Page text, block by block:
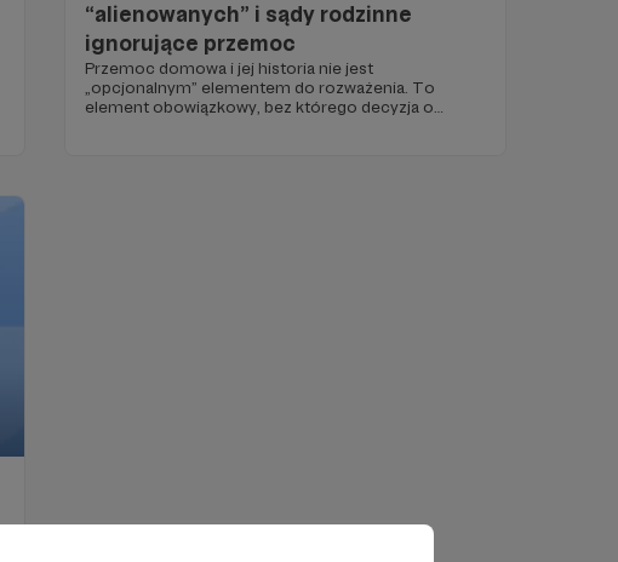
“alienowanych” i sądy rodzinne
ignorujące przemoc
Przemoc domowa i jej historia nie jest
„opcjonalnym” elementem do rozważenia. To
element obowiązkowy, bez którego decyzja o